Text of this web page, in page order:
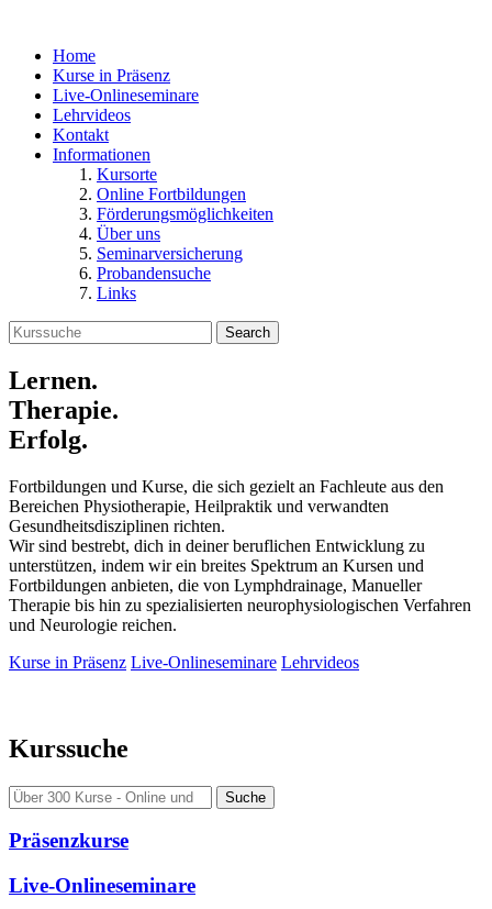
Home
Kurse in Präsenz
Live-Onlineseminare
Lehrvideos
Kontakt
Informationen
Kursorte
Online Fortbildungen
Förderungsmöglichkeiten
Über uns
Seminarversicherung
Probandensuche
Links
Search
Lernen.
Therapie.
Erfolg.
Fortbildungen und Kurse, die sich gezielt an Fachleute aus den
Bereichen Physiotherapie, Heilpraktik und verwandten
Gesundheitsdisziplinen richten.
Wir sind bestrebt, dich in deiner beruflichen Entwicklung zu
unterstützen, indem wir ein breites Spektrum an Kursen und
Fortbildungen anbieten, die von Lymphdrainage, Manueller
Therapie bis hin zu spezialisierten neurophysiologischen Verfahren
und Neurologie reichen.
Kurse in Präsenz Live-Onlineseminare Lehrvideos
Kurssuche
Suche
Präsenzkurse
Live-Onlineseminare